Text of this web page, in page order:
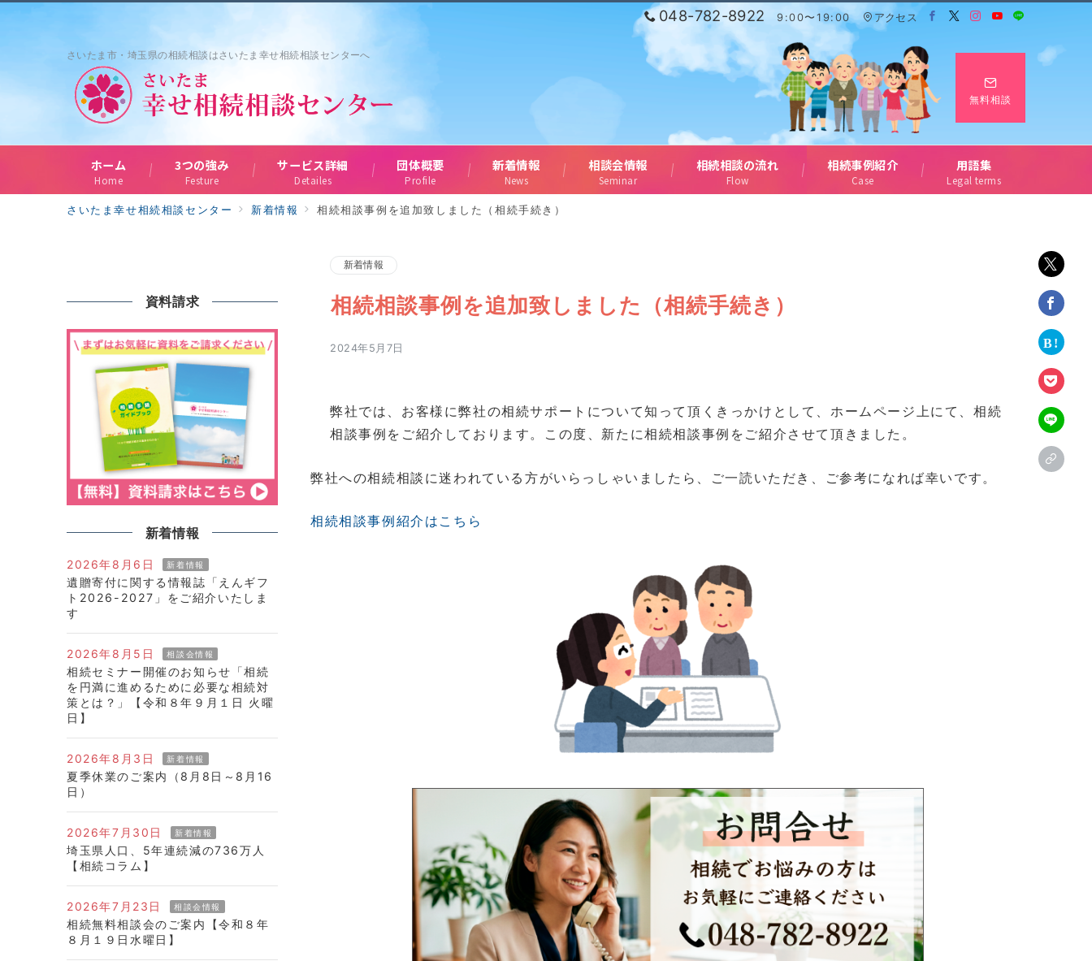
048-782-8922 9:00〜19:00 アクセス
さいたま市・埼玉県の相続相談はさいたま幸せ相続相談センターへ
無料相談
ホーム
Home
3つの強み
Festure
サービス詳細
Detailes
団体概要
Profile
新着情報
News
相談会情報
Seminar
相続相談の流れ
Flow
相続事例紹介
Case
用語集
Legal terms
さいたま幸せ相続相談センター 新着情報 相続相談事例を追加致しました（相続手続き）
新着情報
相続相談事例を追加致しました（相続手続き）
2024年5月7日
弊社では、お客様に弊社の相続サポートについて知って頂くきっかけとして、ホームページ上にて、相続
相談事例をご紹介しております。この度、新たに相続相談事例をご紹介させて頂きました。
弊社への相続相談に迷われている方がいらっしゃいましたら、ご一読いただき、ご参考になれば幸いです。
相続相談事例紹介はこちら
資料請求
新着情報
2026年8月6日 新着情報
遺贈寄付に関する情報誌「えんギフ
ト2026-2027」をご紹介いたしま
す
2026年8月5日 相談会情報
相続セミナー開催のお知らせ「相続
を円満に進めるために必要な相続対
策とは？」【令和８年９月１日 火曜
日】
2026年8月3日 新着情報
夏季休業のご案内（8月8日～8月16
日）
2026年7月30日 新着情報
埼玉県人口、5年連続減の736万人
【相続コラム】
2026年7月23日 相談会情報
相続無料相談会のご案内【令和８年
８月１９日水曜日】